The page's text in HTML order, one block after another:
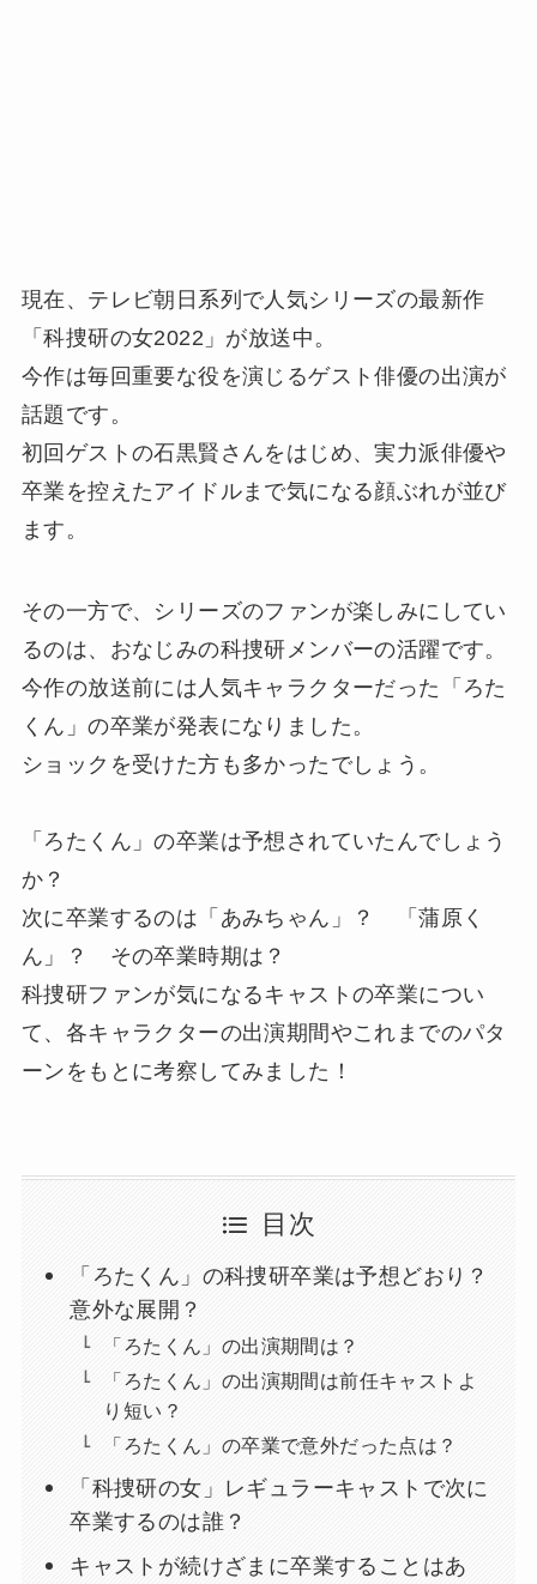
現在、テレビ朝日系列で人気シリーズの最新作
「科捜研の女2022」が放送中。
今作は毎回重要な役を演じるゲスト俳優の出演が
話題です。
初回ゲストの石黒賢さんをはじめ、実力派俳優や
卒業を控えたアイドルまで気になる顔ぶれが並び
ます。
その一方で、シリーズのファンが楽しみにしてい
るのは、おなじみの科捜研メンバーの活躍です。
今作の放送前には人気キャラクターだった「ろた
くん」の卒業が発表になりました。
ショックを受けた方も多かったでしょう。
「ろたくん」の卒業は予想されていたんでしょう
か？
次に卒業するのは「あみちゃん」？ 「蒲原く
ん」？ その卒業時期は？
科捜研ファンが気になるキャストの卒業につい
て、各キャラクターの出演期間やこれまでのパタ
ーンをもとに考察してみました！
目次
「ろたくん」の科捜研卒業は予想どおり？
意外な展開？
「ろたくん」の出演期間は？
「ろたくん」の出演期間は前任キャストよ
り短い？
「ろたくん」の卒業で意外だった点は？
「科捜研の女」レギュラーキャストで次に
卒業するのは誰？
キャストが続けざまに卒業することはあ